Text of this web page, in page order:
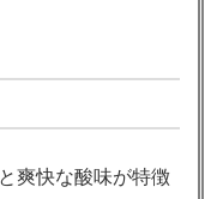
爽快な酸味が特徴